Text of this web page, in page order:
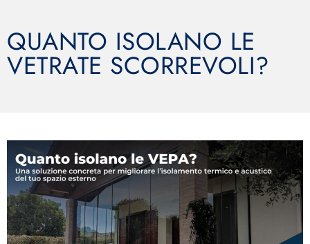
QUANTO ISOLANO LE
VETRATE SCORREVOLI?